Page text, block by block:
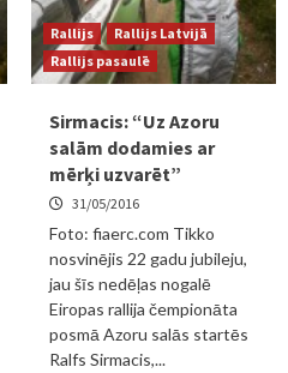
Rallijs
Rallijs Latvijā
Rallijs pasaulē
Sirmacis: “Uz Azoru
salām dodamies ar
mērķi uzvarēt”
31/05/2016
Foto: fiaerc.com Tikko
nosvinējis 22 gadu jubileju,
jau šīs nedēļas nogalē
Eiropas rallija čempionāta
posmā Azoru salās startēs
Ralfs Sirmacis,...